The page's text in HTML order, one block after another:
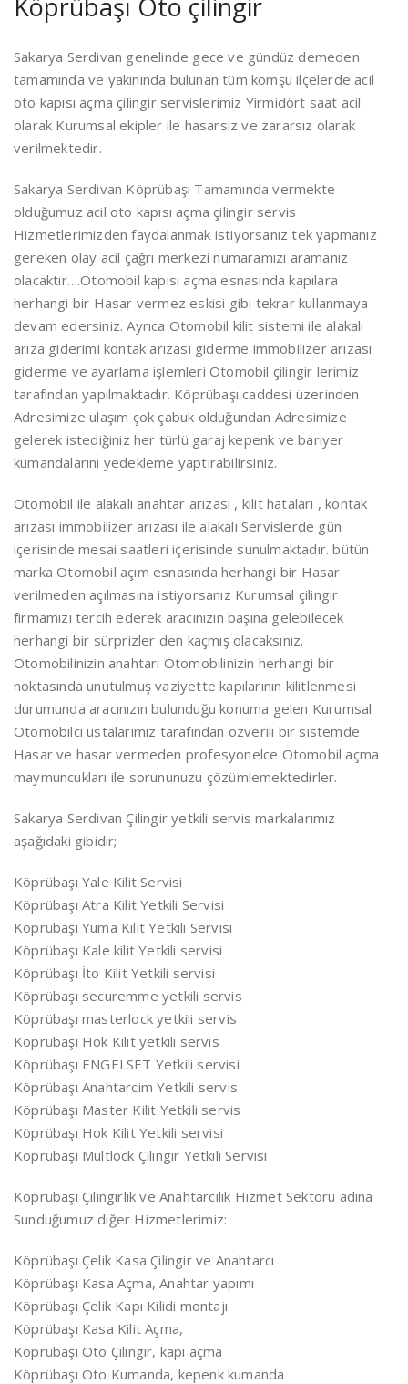
Köprübaşı Oto çilingir
Sakarya Serdivan genelinde gece ve gündüz demeden
tamamında ve yakınında bulunan tüm komşu ilçelerde acil
oto kapısı açma çilingir servislerimiz Yirmidört saat acil
olarak Kurumsal ekipler ile hasarsız ve zararsız olarak
verilmektedir.
Sakarya Serdivan Köprübaşı Tamamında vermekte
olduğumuz acil oto kapısı açma çilingir servis
Hizmetlerimizden faydalanmak istiyorsanız tek yapmanız
gereken olay acil çağrı merkezi numaramızı aramanız
olacaktır….Otomobil kapısı açma esnasında kapılara
herhangi bir Hasar vermez eskisi gibi tekrar kullanmaya
devam edersiniz. Ayrıca Otomobil kilit sistemi ile alakalı
arıza giderimi kontak arızası giderme immobilizer arızası
giderme ve ayarlama işlemleri Otomobil çilingir lerimiz
tarafından yapılmaktadır. Köprübaşı caddesi üzerinden
Adresimize ulaşım çok çabuk olduğundan Adresimize
gelerek istediğiniz her türlü garaj kepenk ve bariyer
kumandalarını yedekleme yaptırabilirsiniz.
Otomobil ile alakalı anahtar arızası , kilit hataları , kontak
arızası immobilizer arızası ile alakalı Servislerde gün
içerisinde mesai saatleri içerisinde sunulmaktadır. bütün
marka Otomobil açım esnasında herhangi bir Hasar
verilmeden açılmasına istiyorsanız Kurumsal çilingir
firmamızı tercih ederek aracınızın başına gelebilecek
herhangi bir sürprizler den kaçmış olacaksınız.
Otomobilinizin anahtarı Otomobilinizin herhangi bir
noktasında unutulmuş vaziyette kapılarının kilitlenmesi
durumunda aracınızın bulunduğu konuma gelen Kurumsal
Otomobilci ustalarımız tarafından özverili bir sistemde
Hasar ve hasar vermeden profesyonelce Otomobil açma
maymuncukları ile sorununuzu çözümlemektedirler.
Sakarya Serdivan Çilingir yetkili servis markalarımız
aşağıdaki gibidir;
Köprübaşı Yale Kilit Servisi
Köprübaşı Atra Kilit Yetkili Servisi
Köprübaşı Yuma Kilit Yetkili Servisi
Köprübaşı Kale kilit Yetkili servisi
Köprübaşı İto Kilit Yetkili servisi
Köprübaşı securemme yetkili servis
Köprübaşı masterlock yetkili servis
Köprübaşı Hok Kilit yetkili servis
Köprübaşı ENGELSET Yetkili servisi
Köprübaşı Anahtarcim Yetkili servis
Köprübaşı Master Kilit Yetkili servis
Köprübaşı Hok Kilit Yetkili servisi
Köprübaşı Multlock Çilingir Yetkili Servisi
Köprübaşı Çilingirlik ve Anahtarcılık Hizmet Sektörü adına
Sunduğumuz diğer Hizmetlerimiz:
Köprübaşı Çelik Kasa Çilingir ve Anahtarcı
Köprübaşı Kasa Açma, Anahtar yapımı
Köprübaşı Çelik Kapı Kilidi montajı
Köprübaşı Kasa Kilit Açma,
Köprübaşı Oto Çilingir, kapı açma
Köprübaşı Oto Kumanda, kepenk kumanda